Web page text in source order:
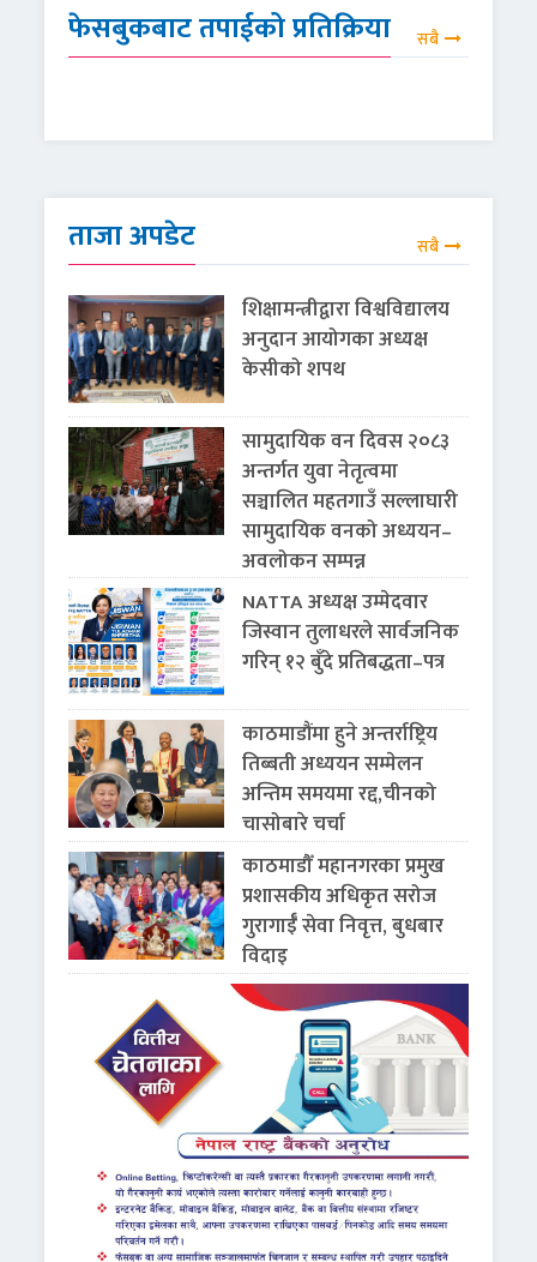
फेसबुकबाट तपाईको प्रतिक्रिया सबै
ताजा अपडेट सबै
शिक्षामन्त्रीद्वारा विश्वविद्यालय
अनुदान आयोगका अध्यक्ष
केसीको शपथ
सामुदायिक वन दिवस २०८३
अन्तर्गत युवा नेतृत्वमा
सञ्चालित महतगाउँ सल्लाघारी
सामुदायिक वनको अध्ययन–
अवलोकन सम्पन्न
NATTA अध्यक्ष उम्मेदवार
जिस्वान तुलाधरले सार्वजनिक
गरिन् १२ बुँदे प्रतिबद्धता–पत्र
काठमाडौंमा हुने अन्तर्राष्ट्रिय
तिब्बती अध्ययन सम्मेलन
अन्तिम समयमा रद्द,चीनको
चासोबारे चर्चा
काठमाडौँ महानगरका प्रमुख
प्रशासकीय अधिकृत सरोज
गुरागाईँ सेवा निवृत्त, बुधबार
विदाइ